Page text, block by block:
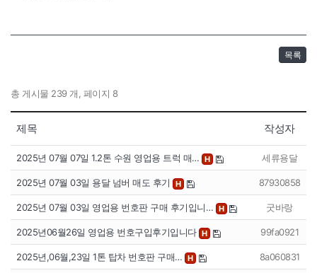
목록
총 게시물 239 개, 페이지 8
제목 작성자
2025년 07월 07일 1.2톤 수원 영업용 트럭 매… H 세류용달
2025년 07월 03일 용달 넘버 매도 후기 H 87930858
2025년 07월 03일 영업용 번호판 구매 후기입니… H 굿바랑
2025년06월26일 영업용 번호구입후기입니다 H 99fa0921
2025년,06월,23일 1톤 탑차 번호판 구매… H 8a060831